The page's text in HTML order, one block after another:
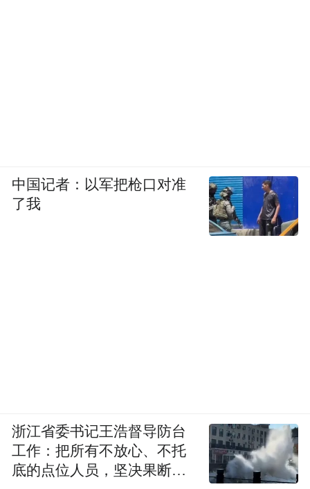
难以持续。
与宁德时代的法律纠纷波及其IPO之路，而客
户破产、技术争议、债务高压也对海辰储能
中国记者：以军把枪口对准
了我
浙江省委书记王浩督导防台
工作：把所有不放心、不托
底的点位人员，坚决果断转